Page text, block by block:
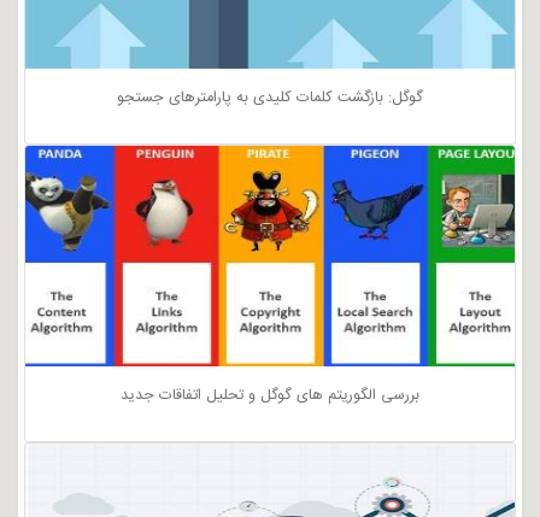
گوگل: بازگشت کلمات کلیدی به پارامترهای جستجو
بررسی الگوریتم های گوگل و تحلیل اتفاقات جدید